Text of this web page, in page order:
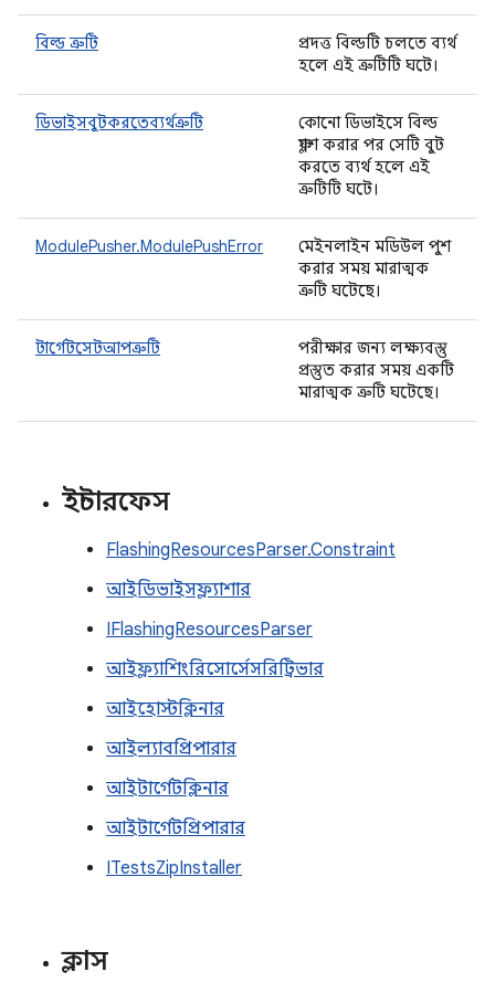
বিল্ড ত্রুটি
প্রদত্ত বিল্ডটি চলতে ব্যর্থ
হলে এই ত্রুটিটি ঘটে।
ডিভাইসবুটকরতেব্যর্থত্রুটি
কোনো ডিভাইসে বিল্ড
ফ্ল্যাশ করার পর সেটি বুট
করতে ব্যর্থ হলে এই
ত্রুটিটি ঘটে।
ModulePusher.ModulePushError
মেইনলাইন মডিউল পুশ
করার সময় মারাত্মক
ত্রুটি ঘটেছে।
টার্গেটসেটআপত্রুটি
পরীক্ষার জন্য লক্ষ্যবস্তু
প্রস্তুত করার সময় একটি
মারাত্মক ত্রুটি ঘটেছে।
ইন্টারফেস
FlashingResourcesParser.Constraint
আইডিভাইসফ্ল্যাশার
IFlashingResourcesParser
আইফ্ল্যাশিংরিসোর্সেসরিট্রিভার
আইহোস্টক্লিনার
আইল্যাবপ্রিপারার
আইটার্গেটক্লিনার
আইটার্গেটপ্রিপারার
ITestsZipInstaller
ক্লাস